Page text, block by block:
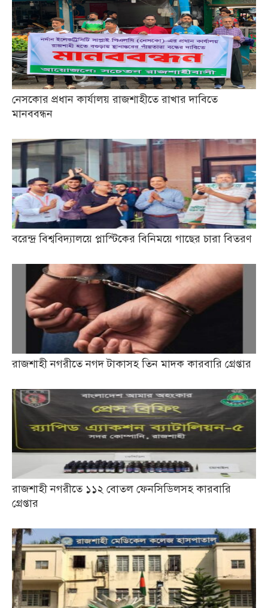
নেসকোর প্রধান কার্যালয় রাজশাহীতে রাখার দাবিতে
মানববন্ধন
বরেন্দ্র বিশ্ববিদ্যালয়ে প্লাস্টিকের বিনিময়ে গাছের চারা বিতরণ
রাজশাহী নগরীতে নগদ টাকাসহ তিন মাদক কারবারি গ্রেপ্তার
রাজশাহী নগরীতে ১১২ বোতল ফেনসিডিলসহ কারবারি
গ্রেপ্তার